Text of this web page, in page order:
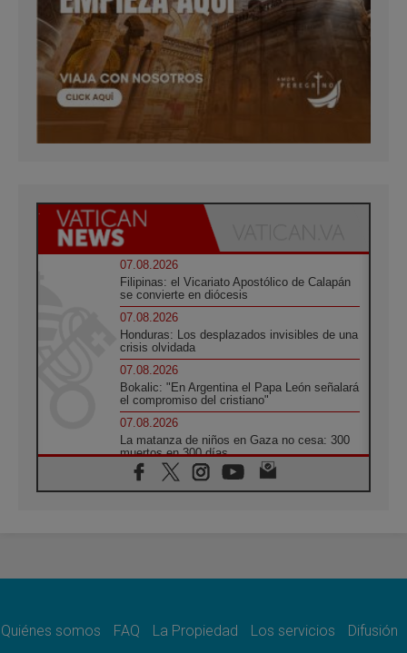
07.08.2026
Filipinas: el Vicariato Apostólico de Calapán
se convierte en diócesis
07.08.2026
Honduras: Los desplazados invisibles de una
crisis olvidada
07.08.2026
Bokalic: "En Argentina el Papa León señalará
el compromiso del cristiano"
07.08.2026
La matanza de niños en Gaza no cesa: 300
muertos en 300 días
07.08.2026
Tagle: La guerra desfigura el mundo, solo la
como misión al servicio del Evangelio
Quiénes somos FAQ La Propiedad Los servicios Difusión